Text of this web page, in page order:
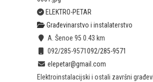
ELEKTRO-PETAR
Građevinarstvo i instalaterstvo
A. Šenoe 95 0.43 km
092/285-9571092/285-9571
elepetar@gmail.com
Elektroinstalacijski i ostali završni